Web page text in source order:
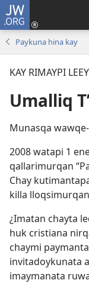
JW.ORG
Paykuna hina kay
KAY RIMAYPI LEEY
Umalliq
Munasqa
2008 watapi 1
qallarimurqan
Chay
killa
¿Imatan chayta
huk cristiana
chaymi
invitadoykunata
imaymanata